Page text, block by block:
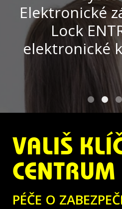
Elektronické
Lock
elektronické
pro rodinné
01 03
VALIŠ
CENTRUM
PÉČE O